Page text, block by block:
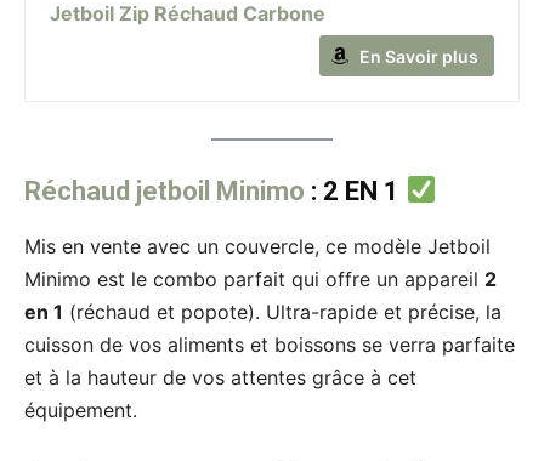
Jetboil Zip Réchaud Carbone
En Savoir plus
Réchaud jetboil Minimo : 2 EN 1
Mis en vente avec un couvercle, ce modèle Jetboil
Minimo est le combo parfait qui offre un appareil 2
en 1 (réchaud et popote). Ultra-rapide et précise, la
cuisson de vos aliments et boissons se verra parfaite
et à la hauteur de vos attentes grâce à cet
équipement.